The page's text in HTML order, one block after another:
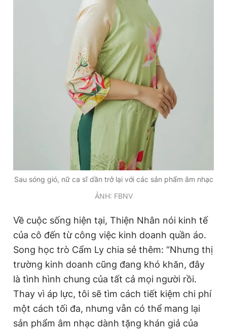
Sau sóng gió, nữ ca sĩ dần trở lại với các sản phẩm âm nhạc
ẢNH: FBNV
Về cuộc sống hiện tại, Thiện Nhân nói kinh tế
của cô đến từ công việc kinh doanh quần áo.
Song học trò Cẩm Ly chia sẻ thêm: “Nhưng thị
trường kinh doanh cũng đang khó khăn, đây
là tình hình chung của tất cả mọi người rồi.
Thay vì áp lực, tôi sẽ tìm cách tiết kiệm chi phí
một cách tối đa, nhưng vẫn có thể mang lại
sản phẩm âm nhạc dành tặng khán giả của